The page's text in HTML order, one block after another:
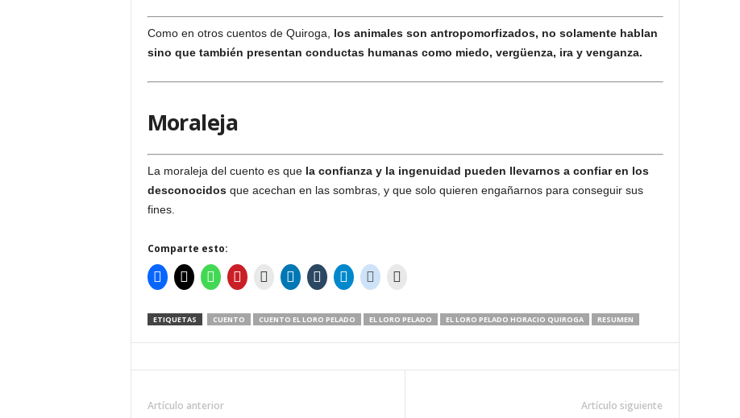
Como en otros cuentos de Quiroga, los animales son antropomorfizados, no solamente hablan
sino que también presentan conductas humanas como miedo, vergüenza, ira y venganza.
Moraleja
La moraleja del cuento es que la confianza y la ingenuidad pueden llevarnos a confiar en los
desconocidosque acechan en las sombras, y que solo quieren engañarnos para conseguir sus
fines.
Comparte esto:
ETIQUETAS CUENTO CUENTO EL LORO PELADO EL LORO PELADO EL LORO PELADO HORACIO QUIROGA RESUMEN
Artículo anterior Artículo siguiente